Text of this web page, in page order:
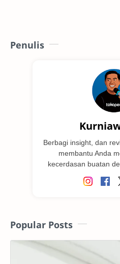
Penulis
Berbagi insight, dan
membantu Anda
kecerdasan buatan
Popular Posts